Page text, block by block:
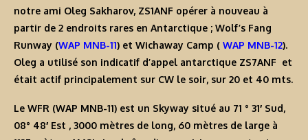
notre ami Oleg Sakharov, ZS1ANF opérer à nouveau à
partir de 2 endroits rares en Antarctique ; Wolf’s Fang
Runway (WAP MNB-11) et Wichaway Camp ( WAP MNB-12).
Oleg a utilisé son indicatif d’appel antarctique ZS7ANF et
était actif principalement sur CW le soir, sur 20 et 40 mts.
Le WFR (WAP MNB-11) est un Skyway situé au 71 ° 31′ Sud,
08° 48′ Est , 3000 mètres de long, 60 mètres de large à